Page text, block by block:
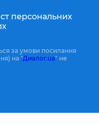
персональних
за умови посилання
на "Диалог.ua" не